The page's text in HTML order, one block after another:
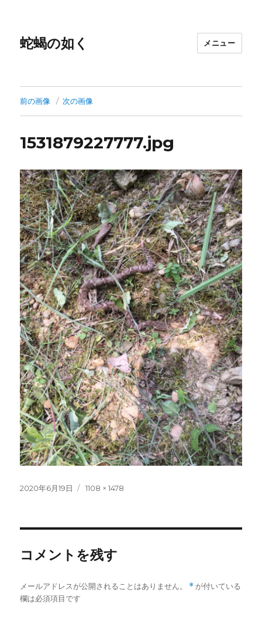
蛇蝎の如く メニュー
前の画像 次の画像
1531879227777.jpg
投
2020年6月19日
フ
1108 × 1478
コメントを残す
メールアドレスが公開されることはありません。 *が付いている
欄は必須項目です